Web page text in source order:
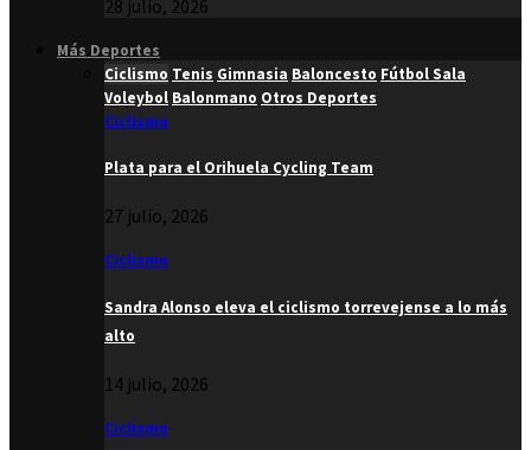
28 julio, 2026
Más Deportes
Ciclismo Tenis Gimnasia Baloncesto Fútbol Sala
Voleybol Balonmano Otros Deportes
Ciclismo
Plata para el Orihuela Cycling Team
27 julio, 2026
Ciclismo
Sandra Alonso eleva el ciclismo torrevejense a lo más
alto
14 julio, 2026
Ciclismo